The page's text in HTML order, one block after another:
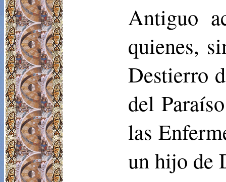
Antiguo
quienes,
Destierro
del
las
un hijo de